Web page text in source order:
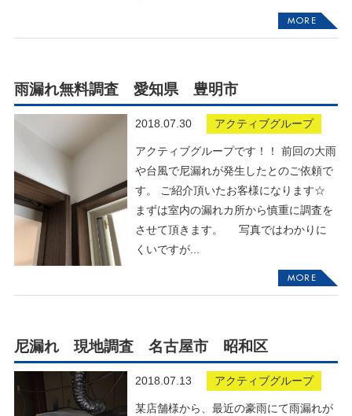
MORE
雨漏れ無料調査 愛知県 豊明市
2018.07.30 アクティブグループ
アクティブグループです！！ 前回の大雨
や台風で尼漏れが発生したとのご依頼で
す。 ご紹介頂いたお客様になります☆
まずは室内の漏れカ所から慎重に調査を
させて頂きます。 写真ではわかりに
くいですが...
MORE
尼漏れ 現地調査 名古屋市 昭和区
2018.07.13 アクティブグループ
某店舗様から、最近の豪雨にて雨漏れが